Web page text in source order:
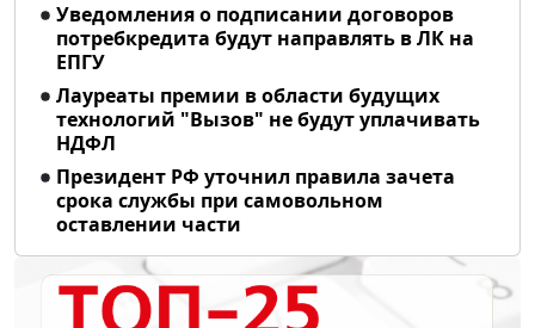
Уведомления о подписании договоров
потребкредита будут направлять в ЛК на
ЕПГУ
Лауреаты премии в области будущих
технологий "Вызов" не будут уплачивать
НДФЛ
Президент РФ уточнил правила зачета
срока службы при самовольном
оставлении части